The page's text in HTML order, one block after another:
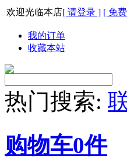
欢迎光临本店[ 请登录 ] [ 免
我的订单
收藏本站
热门搜索:
购物车0件